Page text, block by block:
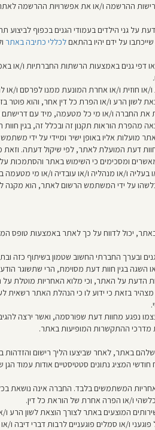
ההרשמה ו/או את אפשרויות ההרשמה
גני הילדים בעמודי הגנים בכפוף לביצוע
על ידם יהיו בהתאםלכללי כתיבה באתר
גנים באמצעות הרשתות החברתיות ו/או
או חוזית ו/או אחרת המונעת ממנו לפרסם
לשון הרע ו/או הפרת כל דין אחר, והוא
החברה ו/או מי כל מטעמה, מיד עם דרישתם
מהפרת הוראות תקנון זה ובכלל זה, בגין
מועלות אליו באופן ישיר ומיידי על ידי
דעת המועלת לאתר, לפי שיקול דעתה. וזאת
ומסכימים כי השימוש באתר והסתמכות
בעליה ו/או מנהליה ו/או עובדיה ו/או מי
על ידי המשתמש הרשום לאתר, הוא מקנה
יכול לדווח על כך לאתר באמצעות טופס
ובערך החברתי החשוב שטמון בשיתוף
השגה בגין חוות דעת מסוימת, הרי שתשוגר
הדעת על האתר, וכי מלוא האחריות מוטלת
מצהיר בזאת כי ידוע לו כי הנהלת האתר
נפגע מחוות דעת שפורסמה, ואשר ירצה
ההתקשרות המופיעות באתר.
באתר, לאחר שביצעו הליך רישום והזדהות
המציג נתונים סטטיסטיים אודות עמוד
המשתמשים בלבד. החברה אינה נושאת
ו/או הפרה אחרת של הוראת כל דין.
המוצעים באתר לצורך הוצאת לשון הרע
ו/או סמלים פוגעניים לרבות דברי דיבה ו/